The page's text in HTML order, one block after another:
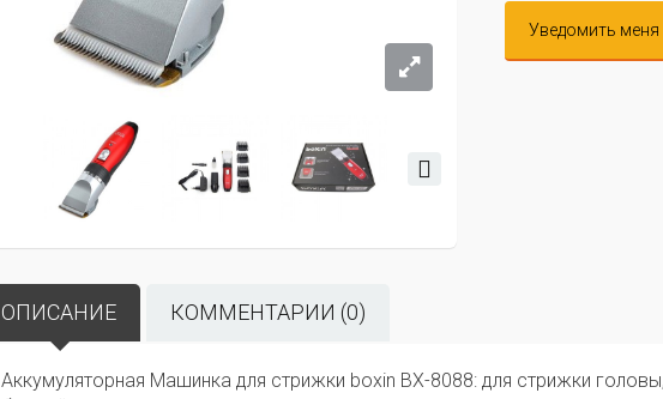
Уведомить меня
ОПИСАНИЕ КОММЕНТАРИИ (0)
Аккумуляторная Машинка для стрижки boxin BX-8088: для стрижки